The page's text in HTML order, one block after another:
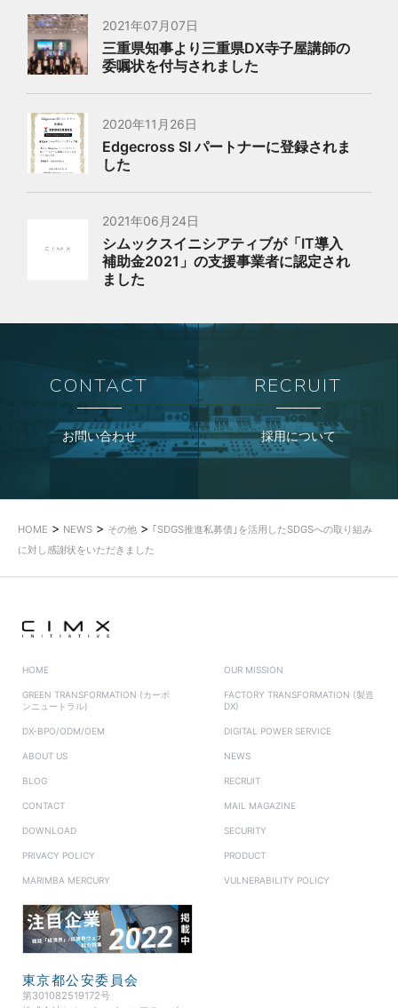
2021年07月07日
三重県知事より三重県DX寺子屋講師の
委嘱状を付与されました
2020年11月26日
Edgecross SI パートナーに登録されま
した
2021年06月24日
シムックスイニシアティブが「IT導入
補助金2021」の支援事業者に認定され
ました
CONTACT
お問い合わせ
RECRUIT
採用について
HOME > NEWS > その他 > ｢SDGS推進私募債｣を活用したSDGSへの取り組み
に対し感謝状をいただきました
HOME OUR MISSION
GREEN TRANSFORMATION (カーボ
ンニュートラル)
FACTORY TRANSFORMATION (製造
DX)
DX-BPO/ODM/OEM DIGITAL POWER SERVICE
ABOUT US NEWS
BLOG RECRUIT
CONTACT MAIL MAGAZINE
DOWNLOAD SECURITY
PRIVACY POLICY PRODUCT
MARIMBA MERCURY VULNERABILITY POLICY
東京都公安委員会
第301082519172号